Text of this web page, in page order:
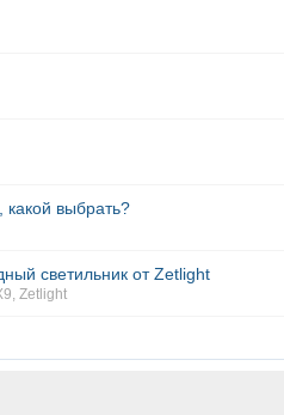
какой выбрать?
светильник от Zetlight
, Zetlight